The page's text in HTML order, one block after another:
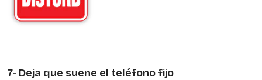
7- Deja que suene el teléfono fijo